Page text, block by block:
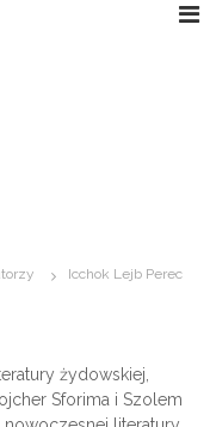
Icchok Lejb Perec
żydowskiej,
Sforima i Szolem